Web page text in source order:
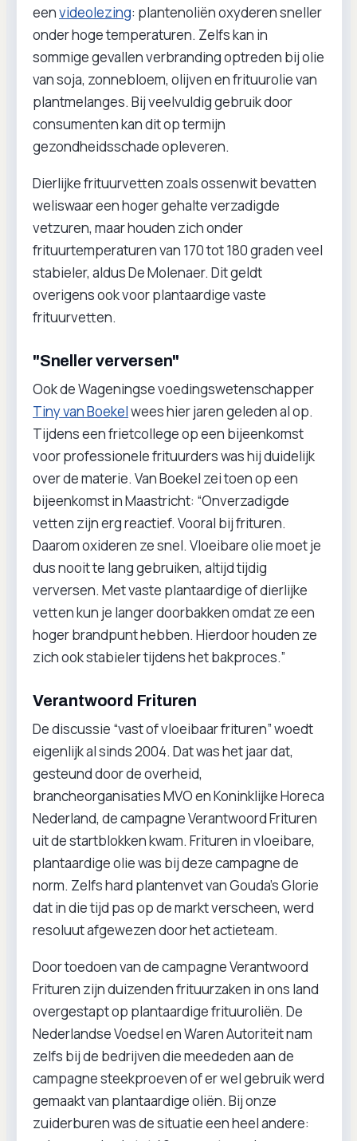
eenvideolezing: plantenoliën oxyderen sneller
onder hoge temperaturen. Zelfs kan in
sommige gevallen verbranding optreden bij olie
van soja, zonnebloem, olijven en frituurolie van
plantmelanges. Bij veelvuldig gebruik door
consumenten kan dit op termijn
gezondheidsschade opleveren.
Dierlijke frituurvetten zoals ossenwit bevatten
weliswaar een hoger gehalte verzadigde
vetzuren, maar houden zich onder
frituurtemperaturen van 170 tot 180 graden veel
stabieler, aldus De Molenaer. Dit geldt
overigens ook voor plantaardige vaste
frituurvetten.
"Sneller verversen"
Ook de Wageningse voedingswetenschapper
Tiny van Boekelwees hier jaren geleden al op.
Tijdens een frietcollege op een bijeenkomst
voor professionele frituurders was hij duidelijk
over de materie. Van Boekel zei toen op een
bijeenkomst in Maastricht: “Onverzadigde
vetten zijn erg reactief. Vooral bij frituren.
Daarom oxideren ze snel. Vloeibare olie moet je
dus nooit te lang gebruiken, altijd tijdig
verversen. Met vaste plantaardige of dierlijke
vetten kun je langer doorbakken omdat ze een
hoger brandpunt hebben. Hierdoor houden ze
zich ook stabieler tijdens het bakproces.”
Verantwoord Frituren
De discussie “vast of vloeibaar frituren” woedt
eigenlijk al sinds 2004. Dat was het jaar dat,
gesteund door de overheid,
brancheorganisaties MVO en Koninklijke Horeca
Nederland, de campagne Verantwoord Frituren
uit de startblokken kwam. Frituren in vloeibare,
plantaardige olie was bij deze campagne de
norm. Zelfs hard plantenvet van Gouda's Glorie
dat in die tijd pas op de markt verscheen, werd
resoluut afgewezen door het actieteam.
Door toedoen van de campagne Verantwoord
Frituren zijn duizenden frituurzaken in ons land
overgestapt op plantaardige frituuroliën. De
Nederlandse Voedsel en Waren Autoriteit nam
zelfs bij de bedrijven die meededen aan de
campagne steekproeven of er wel gebruik werd
gemaakt van plantaardige oliën. Bij onze
zuiderburen was de situatie een heel andere: